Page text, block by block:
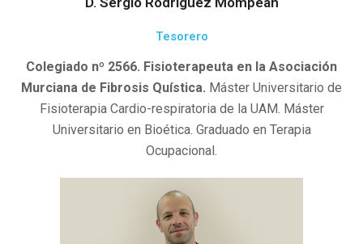
Tesorero
Colegiado nº 2566. Fisioterapeuta en la Asociación
Murciana de Fibrosis Quística. Máster Universitario de
Fisioterapia Cardio-respiratoria de la UAM. Máster
Universitario en Bioética. Graduado en Terapia
Ocupacional.